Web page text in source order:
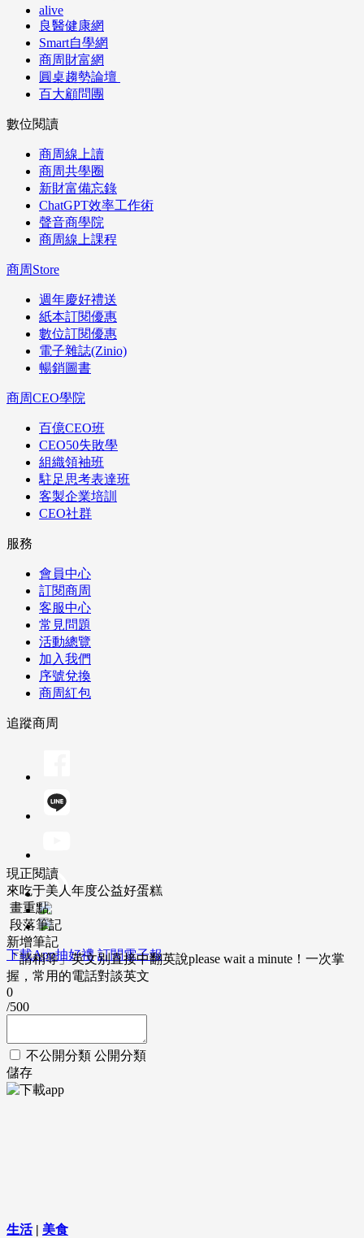
alive
良醫健康網
Smart自學網
商周財富網
圓桌趨勢論壇
百大顧問團
數位閱讀
商周線上讀
商周共學圈
新財富備忘錄
ChatGPT效率工作術
聲音商學院
商周線上課程
商周Store
週年慶好禮送
紙本訂閱優惠
數位訂閱優惠
電子雜誌(Zinio)
暢銷圖書
商周CEO學院
百億CEO班
CEO50失敗學
組織領袖班
駐足思考表達班
客製企業培訓
CEO社群
服務
會員中心
訂閱商周
客服中心
常見問題
活動總覽
加入我們
序號兌換
商周紅包
追蹤商周
下載App抽好禮 訂閱電子報
現正閱讀
來吃于美人年度公益好蛋糕
畫重點
段落筆記
新增筆記
「請稍等」英文別直接中翻英說please wait a minute！一次掌
握，常用的電話對談英文
0
/500
不公開分類 公開分類
儲存
生活| 美食